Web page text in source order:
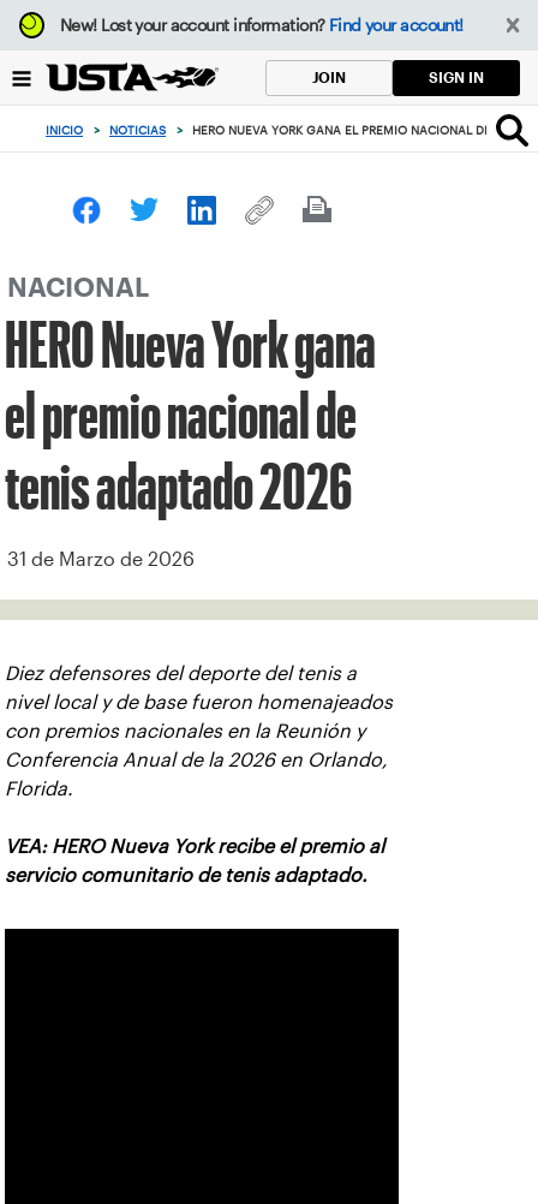
Enfoque
desde
botón
volver
principio
New!Lost your account information? Find your account!
JOIN SIGN IN
INICIO > NOTICIAS > HERO NUEVA YORK GANA EL PREMIO NACIONAL DE TENIS
NACIONAL
HERO Nueva York gana
el premio nacional de
tenis adaptado 2026
31 de Marzo de 2026
Diez defensores del deporte del tenis a
nivel local y de base fueron homenajeados
con premios nacionales en la Reunión y
Conferencia Anual de la 2026 en Orlando,
Florida.
VEA: HERO Nueva York recibe el premio al
servicio comunitario de tenis adaptado.